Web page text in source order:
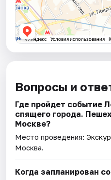
Вопросы и
Где пройдет событие
спящего города.
Москве?
Место проведения:
Москва.
Когда запланирован